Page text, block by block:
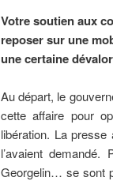
Votre soutien aux
reposer sur une
une certaine
Au départ, le
cette affaire pour
libération. La
l’avaient demandé.
Georgelin… se sont